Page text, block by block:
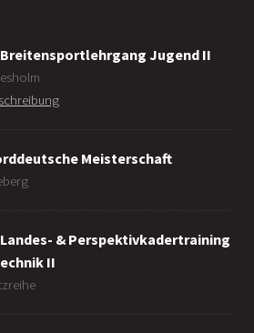
Breitensportlehrgang Jugend II
Meisterschaft
Landes- & Perspektivkadertraining
II